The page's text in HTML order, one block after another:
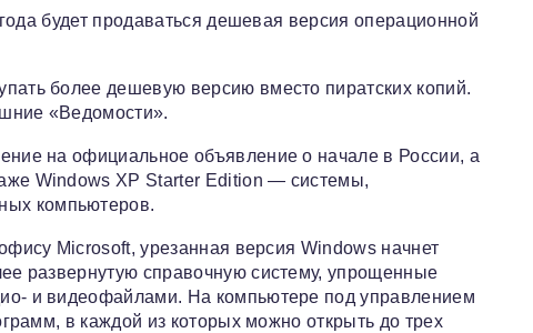
будет продаваться дешевая версия операционной
более дешевую версию вместо пиратских копий.
«Ведомости».
на официальное объявление о начале в России, а
Windows XP Starter Edition — системы,
компьютеров.
Microsoft, урезанная версия Windows начнет
развернутую справочную систему, упрощенные
и видеофайлами. На компьютере под управлением
в каждой из которых можно открыть до трех